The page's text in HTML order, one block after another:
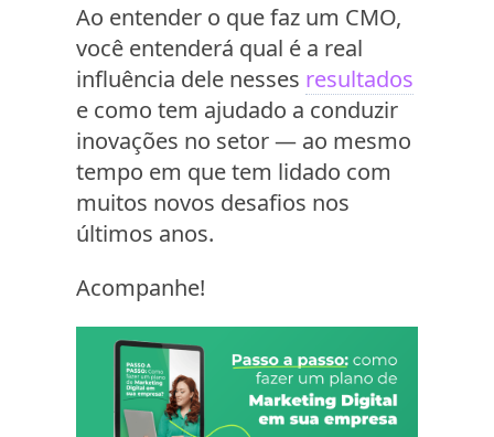
Ao entender o que faz um CMO,
você entenderá qual é a real
influência dele nesses resultados
e como tem ajudado a conduzir
inovações no setor — ao mesmo
tempo em que tem lidado com
muitos novos desafios nos
últimos anos.
Acompanhe!